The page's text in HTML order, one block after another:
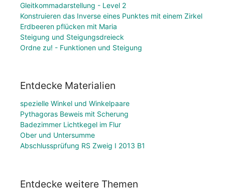
Gleitkommadarstellung - Level 2
Konstruieren das Inverse eines Punktes mit einem Zirkel
Erdbeeren pflücken mit Maria
Steigung und Steigungsdreieck
Ordne zu! - Funktionen und Steigung
Entdecke Materialien
spezielle Winkel und Winkelpaare
Pythagoras Beweis mit Scherung
Badezimmer Lichtkegel im Flur
Ober und Untersumme
Abschlussprüfung RS Zweig I 2013 B1
Entdecke weitere Themen